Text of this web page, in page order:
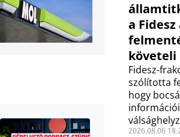
a Fidesz
követeli
Fidesz-
szólította
hogy
2026.08.06